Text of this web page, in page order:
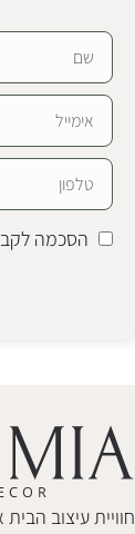
הסכמה
חוויית עיצוב